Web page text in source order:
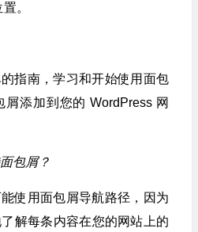
。
指南，学习和开始使用面包
添加到您的 WordPress 网
包屑？
使用面包屑导航路径，因为
解每条内容在您的网站上的